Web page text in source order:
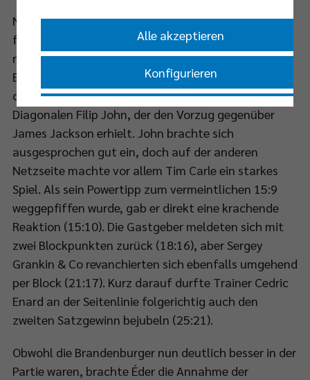
Nach einem Patch-Block gab man auch in Satz zwei
früh den Ton an (6:3). Coach Christophe Achten
reagierte bei den Netzhoppers mit den
Einwechslungen von Außenangreifer Karli Allik und
dem gerade erst vom VCO nachverpflichteten
Diagonalen Filip John, der den Vorzug gegenüber
James Jackson erhielt. John brachte sich
ausgesprochen gut ein, doch auf der anderen
Netzseite machte vor allem Tim Carle ein starkes
Spiel. Als sein Powertipp zum vermeintlichen 15:9
weggepfiffen wurde, gab er direkt eine krachende
Reaktion (15:10). Die Gastgeber meldeten sich mit
zwei Blockpunkten zurück (18:16), aber Sergey
Grankin & Co revanchierten sich ebenfalls umgehend
per Block (21:17). Kurz darauf durfte Trainer Cedric
Enard an der Seitenlinie folgerichtig auch den
zweiten Satzgewinn bejubeln (25:21).
Obwohl die Brandenburger nun deutlich besser in der
Partie waren, brachte Éder die Annahme der
Alle akzeptieren
Konfigurieren
Nur essenzielle Cookies akzeptieren
Impressum|Datenschutzerklärung